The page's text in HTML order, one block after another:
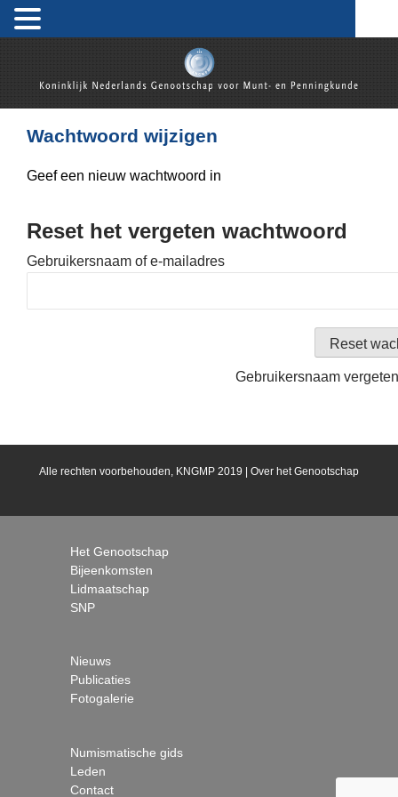
Koninklijk Nederlands Genootschap voor Munt- en
Wachtwoord wijzigen
Geef een nieuw wachtwoord in
Reset het vergeten wachtwoord
Gebruikersnaam of e-mailadres
Gebruikersnaam
Het Genootschap
Bijeenkomsten
Lidmaatschap
SNP
Nieuws
Publicaties
Fotogalerie
Numismatische gids
Leden
Contact
Alle rechten voorbehouden, KNGMP 2019 | Over het Genootschap